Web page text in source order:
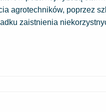
agrotechników, poprzez
zaistnienia